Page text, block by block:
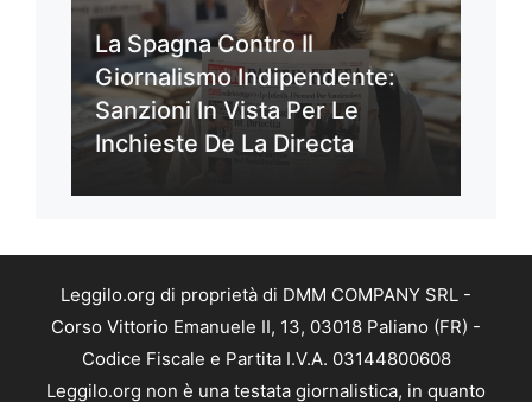
La Spagna Contro Il
Giornalismo Indipendente:
Sanzioni In Vista Per Le
Inchieste De La Directa
Leggilo.org di proprietà di DMM COMPANY SRL -
Corso Vittorio Emanuele II, 13, 03018 Paliano (FR) -
Codice Fiscale e Partita I.V.A. 03144800608
Leggilo.org non è una testata giornalistica, in quanto